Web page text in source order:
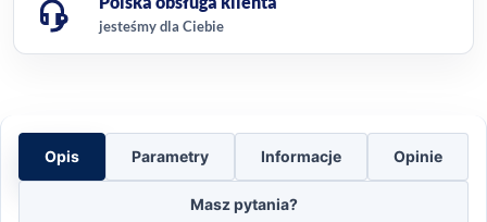
jesteśmy dla Ciebie
Opis Parametry Informacje Opinie
Masz pytania?